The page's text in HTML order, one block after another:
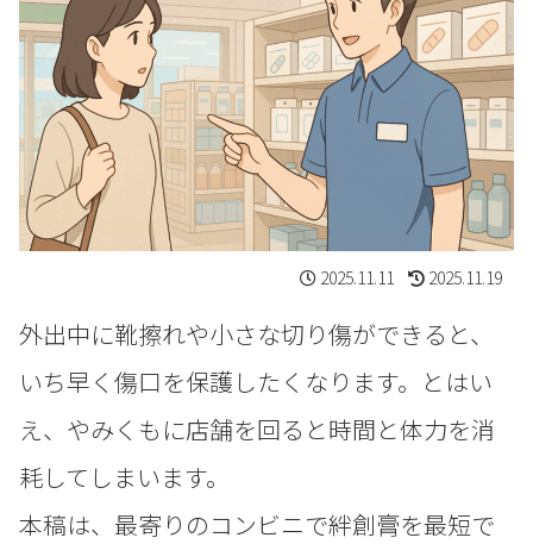
2025.11.11 2025.11.19
外出中に靴擦れや小さな切り傷ができると、
いち早く傷口を保護したくなります。とはい
え、やみくもに店舗を回ると時間と体力を消
耗してしまいます。
本稿は、最寄りのコンビニで絆創膏を最短で